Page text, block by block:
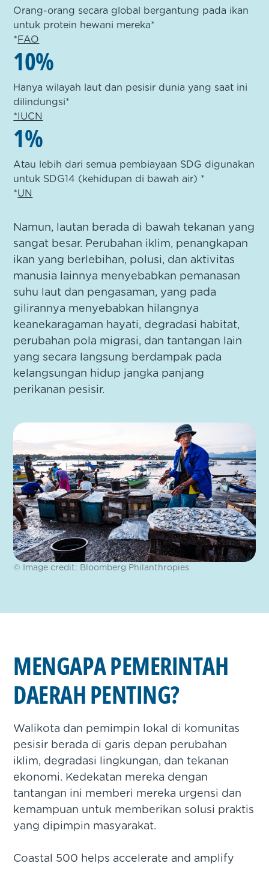
Orang-orang secara global bergantung pada ikan
untuk protein hewani mereka*
*FAO
10%
Hanya wilayah laut dan pesisir dunia yang saat ini
dilindungsi*
*IUCN
1%
Atau lebih dari semua pembiayaan SDG digunakan
untuk SDG14 (kehidupan di bawah air) *
*UN
Namun, lautan berada di bawah tekanan yang
sangat besar. Perubahan iklim, penangkapan
ikan yang berlebihan, polusi, dan aktivitas
manusia lainnya menyebabkan pemanasan
suhu laut dan pengasaman, yang pada
gilirannya menyebabkan hilangnya
keanekaragaman hayati, degradasi habitat,
perubahan pola migrasi, dan tantangan lain
yang secara langsung berdampak pada
kelangsungan hidup jangka panjang
perikanan pesisir.
© Image credit: Bloomberg Philanthropies
MENGAPA PEMERINTAH
DAERAH PENTING?
Walikota dan pemimpin lokal di komunitas
pesisir berada di garis depan perubahan
iklim, degradasi lingkungan, dan tekanan
ekonomi. Kedekatan mereka dengan
tantangan ini memberi mereka urgensi dan
kemampuan untuk memberikan solusi praktis
yang dipimpin masyarakat.
Coastal 500 helps accelerate and amplify